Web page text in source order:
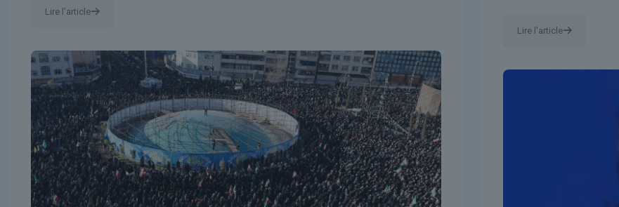
Lire l'article
Lire l'article